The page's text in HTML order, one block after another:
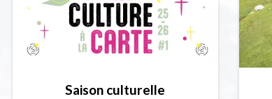
Saison culturelle